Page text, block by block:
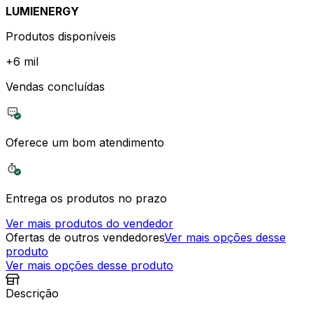
LUMIENERGY
Produtos disponíveis
+6 mil
Vendas concluídas
Oferece um bom atendimento
Entrega os produtos no prazo
Ver mais produtos do vendedor
Ofertas de outros vendedoresVer mais opções desse
produto
Ver mais opções desse produto
Descrição